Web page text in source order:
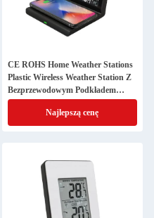
CE ROHS Home Weather Stations
Plastic Wireless Weather Station Z
Bezprzewodowym Podkładem
Ładowania
Najlepszą cenę